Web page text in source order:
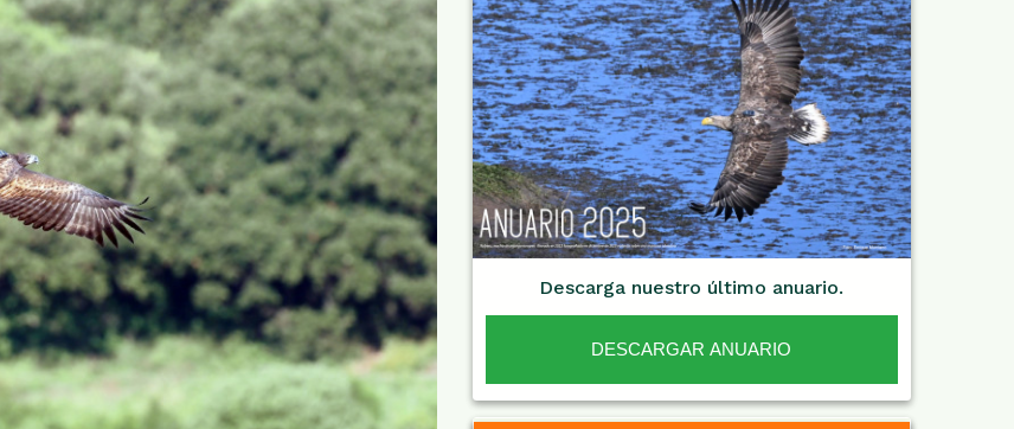
Descarga nuestro último anuario.
DESCARGAR ANUARIO